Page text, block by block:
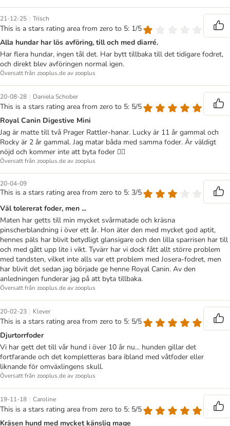
21-12-25 | Trisch
This is a stars rating area from zero to 5: 1/5
Alla hundar har lös avföring, till och med diarré.
Har flera hundar, ingen tål det. Har bytt tillbaka till det tidigare fodret,
och direkt blev avföringen normal igen.
Översatt från zooplus.de av zooplus
20-08-28 | Daniela Schober
This is a stars rating area from zero to 5: 5/5
Royal Canin Digestive Mini
Jag är matte till två Prager Rattler-hanar. Lucky är 11 år gammal och
Rocky är 2 år gammal. Jag matar båda med samma foder. Är väldigt
nöjd och kommer inte att byta foder 👍🏻
Översatt från zooplus.de av zooplus
20-04-09
This is a stars rating area from zero to 5: 3/5
Väl tolererat foder, men ...
Maten har getts till min mycket svårmatade och kräsna
pinscherblandning i över ett år. Hon äter den med mycket god aptit,
hennes päls har blivit betydligt glansigare och den lilla sparrisen har till
och med gått upp lite i vikt. Tyvärr har vi dock fått allt större problem
med tandsten, vilket inte alls var ett problem med Josera-fodret, men
har blivit det sedan jag började ge henne Royal Canin. Av den
anledningen funderar jag på att byta tillbaka.
Översatt från zooplus.de av zooplus
20-02-23 | Klever
This is a stars rating area from zero to 5: 5/5
Djurtorrfoder
Vi har gett det till vår hund i över 10 år nu... hunden gillar det
fortfarande och det kompletteras bara ibland med våtfoder eller
liknande för omväxlingens skull.
Översatt från zooplus.de av zooplus
19-11-18 | Caroline
This is a stars rating area from zero to 5: 5/5
Kräsen hund med mycket känslig mage